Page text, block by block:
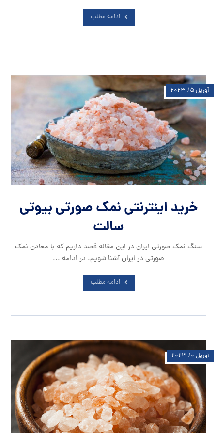
ادامه مطلب
خرید اینترنتی نمک صورتی بیوتی
سالت
آوریل ۱۵, ۲۰۲۳
سنگ نمک صورتی ایران در این مقاله قصد داریم که با معادن نمک
صورتی در ایران آشنا شویم. در ادامه ...
ادامه مطلب
آوریل ۱۰, ۲۰۲۳